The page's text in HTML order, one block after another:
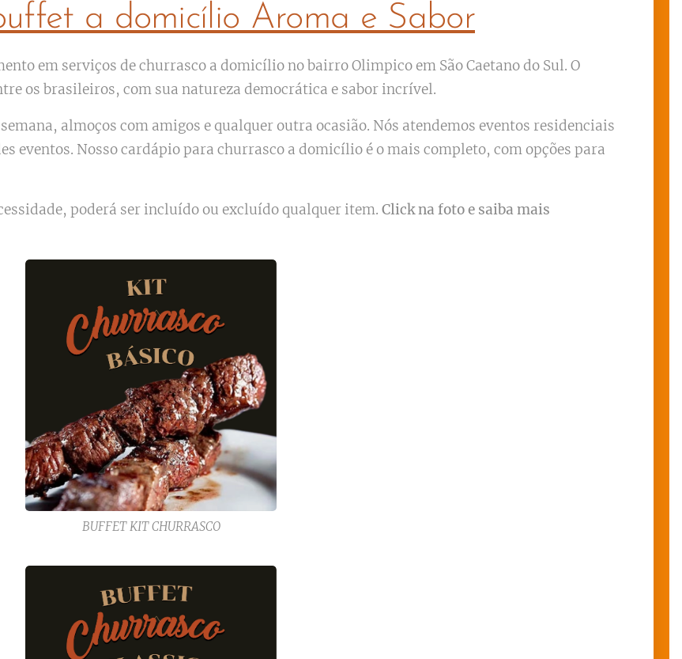
a domicílio Aroma e Sabor
em serviços de churrasco a domicílio no bairro Olimpico em São Caetano do Sul. O
os brasileiros, com sua natureza democrática e sabor incrível.
almoços com amigos e qualquer outra ocasião. Nós atendemos eventos residenciais
eventos. Nosso cardápio para churrasco a domicílio é o mais completo, com opções para
poderá ser incluído ou excluído qualquer item. Click na foto e saiba mais
BUFFET KIT CHURRASCO